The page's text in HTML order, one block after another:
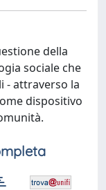
della
sociale che
- attraverso la
dispositivo